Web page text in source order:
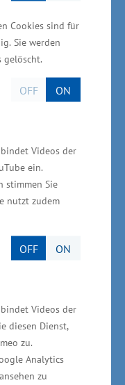
Cookies sind für
Sie werden
gelöscht.
OFF ON
Videos der
ein.
stimmen Sie
nutzt zudem
OFF ON
Videos der
diesen Dienst,
zu.
Analytics
zu
Hafen der Stadt
für
Die gesamte
Hafen aus alle
erreichbar“,
beträgt
aus Mitteln
der
(GRW) in Höhe